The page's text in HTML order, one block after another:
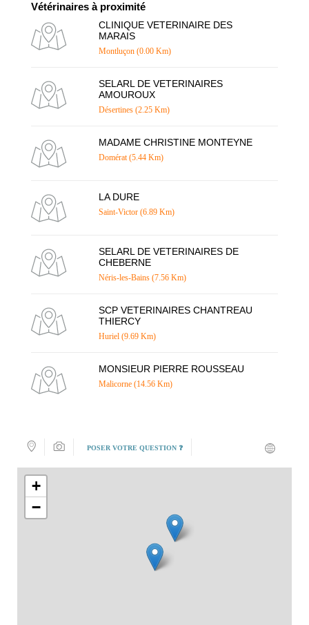
Vétérinaires à proximité
CLINIQUE VETERINAIRE DES
MARAIS
Montluçon (0.00 Km)
SELARL DE VETERINAIRES
AMOUROUX
Désertines (2.25 Km)
MADAME CHRISTINE MONTEYNE
Domérat (5.44 Km)
LA DURE
Saint-Victor (6.89 Km)
SELARL DE VETERINAIRES DE
CHEBERNE
Néris-les-Bains (7.56 Km)
SCP VETERINAIRES CHANTREAU
THIERCY
Huriel (9.69 Km)
MONSIEUR PIERRE ROUSSEAU
Malicorne (14.56 Km)
POSER VOTRE QUESTION ❓
+
−